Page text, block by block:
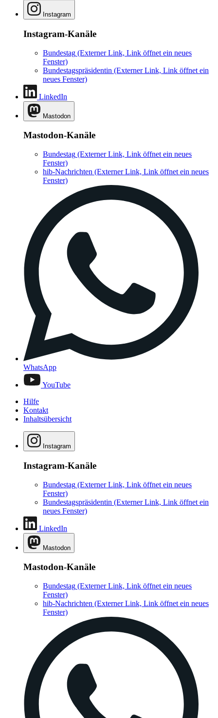
Instagram
Instagram-Kanäle
Bundestag (Externer Link, Link öffnet ein neues
Fenster)
Bundestagspräsidentin (Externer Link, Link öffnet ein
neues Fenster)
LinkedIn
Mastodon
Mastodon-Kanäle
Bundestag (Externer Link, Link öffnet ein neues
Fenster)
hib-Nachrichten (Externer Link, Link öffnet ein neues
Fenster)
WhatsApp
YouTube
Hilfe
Kontakt
Inhaltsübersicht
Instagram
Instagram-Kanäle
Bundestag (Externer Link, Link öffnet ein neues
Fenster)
Bundestagspräsidentin (Externer Link, Link öffnet ein
neues Fenster)
LinkedIn
Mastodon
Mastodon-Kanäle
Bundestag (Externer Link, Link öffnet ein neues
Fenster)
hib-Nachrichten (Externer Link, Link öffnet ein neues
Fenster)